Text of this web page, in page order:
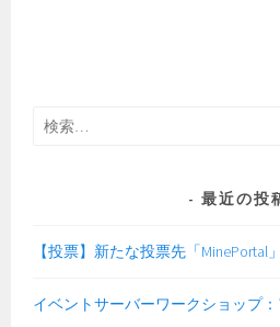
検
最近の投
【投票】新たな投票先「MinePortal
イベントサーバーワークショップ